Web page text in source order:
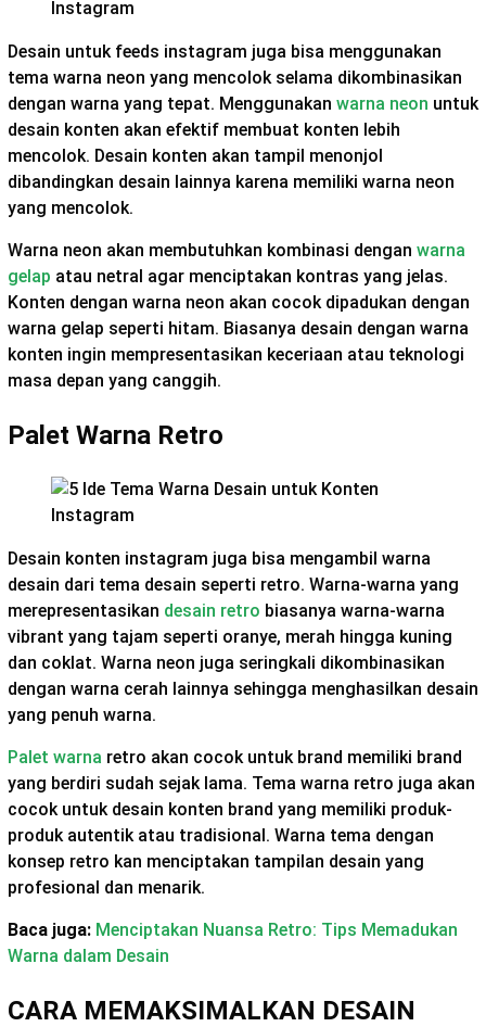
Desain untuk feeds instagram juga bisa menggunakan
tema warna neon yang mencolok selama dikombinasikan
dengan warna yang tepat. Menggunakan warna neon untuk
desain konten akan efektif membuat konten lebih
mencolok. Desain konten akan tampil menonjol
dibandingkan desain lainnya karena memiliki warna neon
yang mencolok.
Warna neon akan membutuhkan kombinasi dengan warna
gelap atau netral agar menciptakan kontras yang jelas.
Konten dengan warna neon akan cocok dipadukan dengan
warna gelap seperti hitam. Biasanya desain dengan warna
konten ingin mempresentasikan keceriaan atau teknologi
masa depan yang canggih.
Palet Warna Retro
Desain konten instagram juga bisa mengambil warna
desain dari tema desain seperti retro. Warna-warna yang
merepresentasikan desain retro biasanya warna-warna
vibrant yang tajam seperti oranye, merah hingga kuning
dan coklat. Warna neon juga seringkali dikombinasikan
dengan warna cerah lainnya sehingga menghasilkan desain
yang penuh warna.
Palet warna retro akan cocok untuk brand memiliki brand
yang berdiri sudah sejak lama. Tema warna retro juga akan
cocok untuk desain konten brand yang memiliki produk-
produk autentik atau tradisional. Warna tema dengan
konsep retro kan menciptakan tampilan desain yang
profesional dan menarik.
Baca juga: Menciptakan Nuansa Retro: Tips Memadukan
Warna dalam Desain
CARA MEMAKSIMALKAN DESAIN